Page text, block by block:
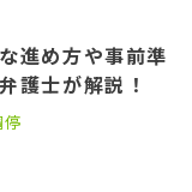
進め方や事前準
護士が解説！
停